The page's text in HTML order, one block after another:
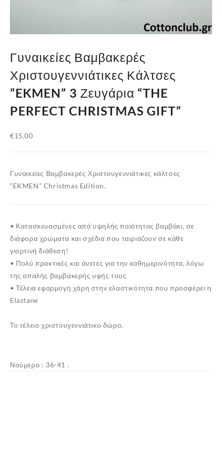
Γυναικείες Βαμβακερές
Χριστουγεννιάτικες Κάλτσες
”EKMEN” 3 Ζευγάρια “THE
PERFECT CHRISTMAS GIFT”
€15,00
Γυναικείες Βαμβακερές Χριστουγεννιάτικες κάλτσες
“EKMEN” Christmas Edition.
• Κατασκευασμένες από υψηλής ποιότητας βαμβάκι, σε
διάφορα χρώματα και σχέδια που ταιριάζουν σε κάθε
γιορτινή διάθεση!
• Πολύ πρακτικές και άνετες για την καθημερινότητα, λόγω
της απαλής βαμβακερής υφής τους
• Τέλεια εφαρμογή χάρη στην ελαστικότητα που προσφέρει η
Elastane
Το τέλειο χριστουγεννιάτικο δώρο.
Νούμερο : 36-41 .